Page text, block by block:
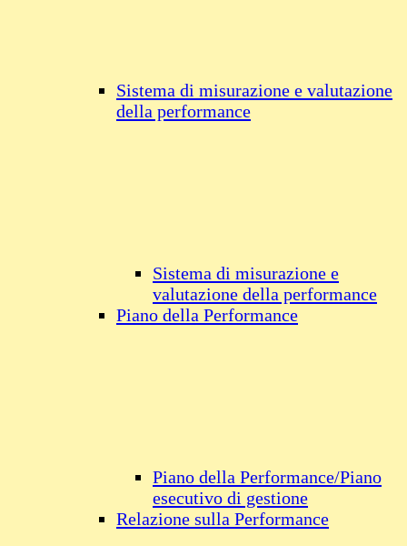
Sistema di misurazione e valutazione
della performance
Sistema di misurazione e
valutazione della performance
Piano della Performance
Piano della Performance/Piano
esecutivo di gestione
Relazione sulla Performance